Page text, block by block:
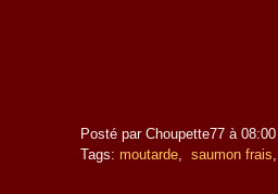
Posté par Choupette77 à
Tags: moutarde, saumon frais,